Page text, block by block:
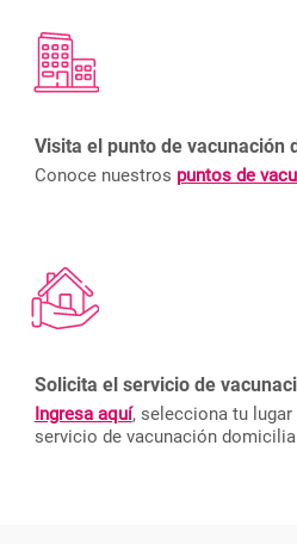
Visita el punto de vacunación
Conoce nuestros puntos de
Solicita el servicio de
Ingresa aquí, selecciona tu lugar
servicio de vacunación